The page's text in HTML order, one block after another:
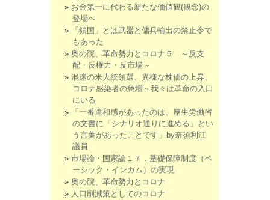
お金第一に代わる新たな価値観(観念)の
登場へ
「鎖国」とは武器と傭兵輸出の禁止令で
もあった
奥の院、革命勢力とコロナ５ ～反支
配・反権力・反市場～
混迷の米大統領選、異様な株価の上昇、
コロナ感染者の急増～我々は革命の入口
にいる
「一番違和感があったのは、厚生労働省
の文書に「シナリオ通りに進める」とい
う言葉があったことです」by奈須利江
議員
市場論・国家論１７．基礎保障制度（ベ
ーシック・インカム）の実現
奥の院、革命勢力とコロナ
人口削減策としてのコロナ